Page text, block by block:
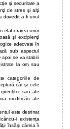
şi securitate a
de stres şi alţi
dovedit a fi unul
elaborarea unui
şi excipienţi
adecvate în
sub aspectul
apoi se va stabili
la om sau
categoriile de
cât şi cele
sau ale
modificări ale
este destinat
i existenţa
însăşi căreia îi